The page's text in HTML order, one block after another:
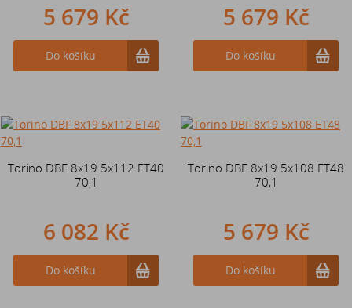
5 679 Kč
Do košíku
5 679 Kč
Do košíku
Torino DBF 8x19 5x112 ET40
70,1
6 082 Kč
Do košíku
Torino DBF 8x19 5x108 ET48
70,1
5 679 Kč
Do košíku